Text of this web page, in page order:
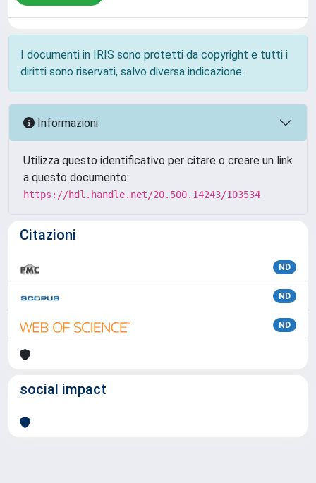
I documenti in IRIS sono protetti da copyright e tutti i
diritti sono riservati, salvo diversa indicazione.
Informazioni
Utilizza questo identificativo per citare o creare un link
a questo documento:
https://hdl.handle.net/20.500.14243/103534
Citazioni
ND
ND
ND
social impact